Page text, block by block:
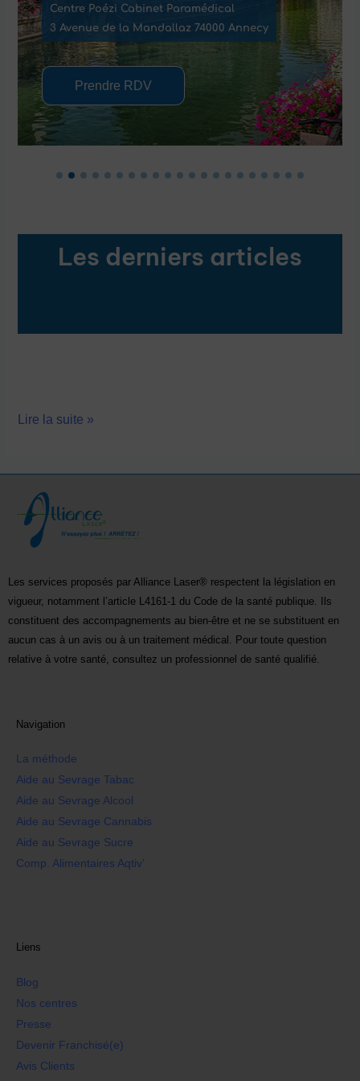
Paramédical
74000 Annecy
1139 chemin du Lavarin
84000 Avignon
Prendre RDV
Les derniers articles
Lire la suite »
Les services proposés par Alliance Laser® respectent la législation en
vigueur, notamment l’article L4161-1 du Code de la santé publique. Ils
constituent des accompagnements au bien-être et ne se substituent en
aucun cas à un avis ou à un traitement médical. Pour toute question
relative à votre santé, consultez un professionnel de santé qualifié.
Navigation
La méthode
Aide au Sevrage Tabac
Aide au Sevrage Alcool
Aide au Sevrage Cannabis
Aide au Sevrage Sucre
Comp. Alimentaires Aqtiv’
Liens
Blog
Nos centres
Presse
Devenir Franchisé(e)
Avis Clients